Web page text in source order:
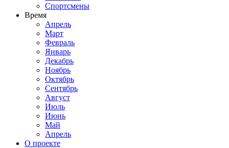
Спортсмены
Время
Апрель
Март
Февраль
Январь
Декабрь
Ноябрь
Октябрь
Сентябрь
Август
Июль
Июнь
Май
Апрель
О проекте